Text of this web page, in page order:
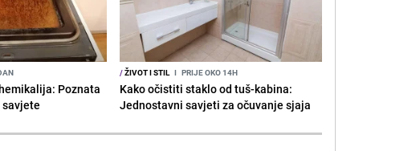
Poznata
/ŽIVOT I STIL I PRIJE OKO 14H
Kako očistiti staklo od tuš-kabina:
Jednostavni savjeti za očuvanje sjaja